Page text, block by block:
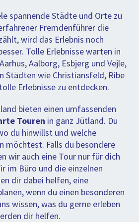
spannende Städte und Orte zu
Fremdenführer die
wird das Erlebnis noch
Tolle Erlebnisse warten in
Aalborg, Esbjerg und Vejle,
Städten wie Christiansfeld, Ribe
Erlebnisse zu entdecken.
bieten einen umfassenden
Touren in ganz Jütland. Du
du hinwillst und welche
möchtest. Falls du besondere
wir auch eine Tour nur für dich
im Büro und die einzelnen
dir dabei helfen, eine
wenn du einen besonderen
wissen, was du gerne erleben
dir helfen.